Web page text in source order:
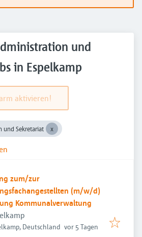
und
in Espelkamp
aktivieren!
und Sekretariat
zum/zur
(m/w/d)
Kommunalverwaltung
Deutschland Veröffentlicht
vor 5 Tagen